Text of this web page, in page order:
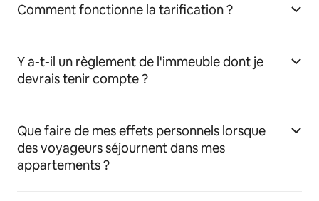
Comment fonctionne la tarification ?
Y a-t-il un règlement de l'immeuble dont je
devrais tenir compte ?
Que faire de mes effets personnels lorsque
des voyageurs séjournent dans mes
appartements ?